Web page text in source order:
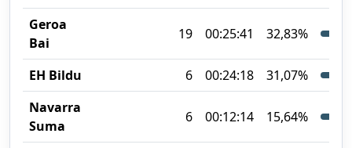
Geroa
Bai
19 00:25:41 32,83%
EH Bildu 6 00:24:18
31,07%
Navarra
Suma
6 00:12:14 15,64%